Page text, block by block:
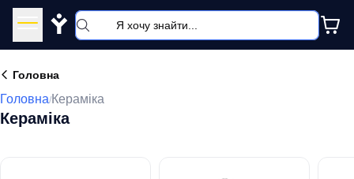
Y
Головна
Головна/Кераміка
Кераміка